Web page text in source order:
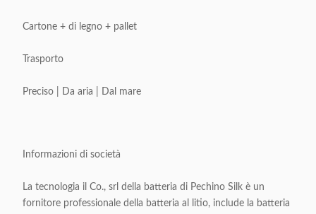
Cartone + di legno + pallet
Trasporto
Preciso | Da aria | Dal mare
Informazioni di società
La tecnologia il Co., srl della batteria di Pechino Silk è un
fornitore professionale della batteria al litio, include la batteria